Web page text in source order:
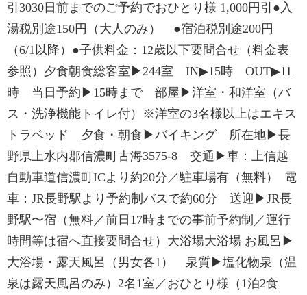
引3030日前までのご予約でおひとり様 1,000円引●入
湯税別途150円（大人のみ） ●宿泊税別途200円
（6/1以降）●子供料金：12歳以下要問合せ（料金表
参照）夕食朝食総客室▶244室 IN▶15時 OUT▶11
時 当日予約▶15時まで 部屋▶洋室・和洋室（バ
ス・洗浄機能トイレ付）※洋室の3名様以上はエキス
トラベッド 夕食・朝食▶バイキング 所在地▶長
野県上水内郡信濃町古海3575-8 交通▶車：上信越
自動車道信濃町ICより約20分／駐車場有（無料） 電
車：JR長野駅より予約制バスで約60分 送迎▶JR長
野駅〜宿（無料／前日17時までの事前予約制／運行
時間等は宿へ直接要問合せ）大浴場大浴場 お風呂▶
大浴場・露天風呂（男女各1） 泉質▶塩化物泉（温
泉は露天風呂のみ）2名1室／おひとり様（1泊2食